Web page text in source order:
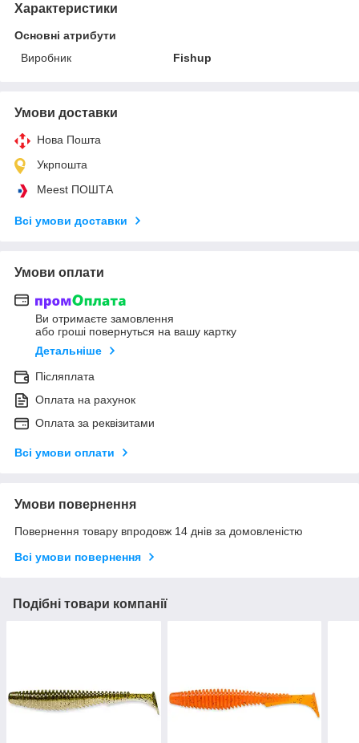
Характеристики
Основні атрибути
Виробник
Fishup
Умови доставки
Нова Пошта
Укрпошта
Meest ПОШТА
Всі умови доставки
Умови оплати
Ви отримаєте замовлення
або гроші повернуться на вашу картку
Детальніше
Післяплата
Оплата на рахунок
Оплата за реквізитами
Всі умови оплати
Умови повернення
Повернення товару впродовж 14 днів за домовленістю
Всі умови повернення
Подібні товари компанії